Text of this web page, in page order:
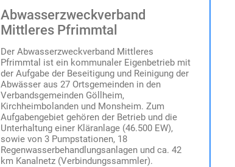
Abwasserzweckverband
Mittleres Pfrimmtal
Der Abwasserzweckverband Mittleres
Pfrimmtal ist ein kommunaler Eigenbetrieb mit
der Aufgabe der Beseitigung und Reinigung der
Abwässer aus 27 Ortsgemeinden in den
Verbandsgemeinden Göllheim,
Kirchheimbolanden und Monsheim. Zum
Aufgabengebiet gehören der Betrieb und die
Unterhaltung einer Kläranlage (46.500 EW),
sowie von 3 Pumpstationen, 18
Regenwasserbehandlungsanlagen und ca. 42
km Kanalnetz (Verbindungssammler).